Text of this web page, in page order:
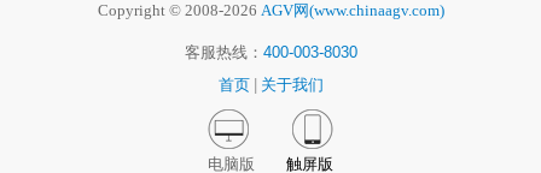
Copyright © 2008-2026 AGV网(www.chinaagv.com)
客服热线： 400-003-8030
首页
关于我们
电脑版 触屏版